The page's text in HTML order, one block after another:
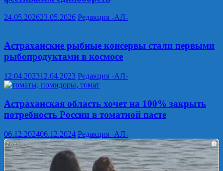
24.05.202623.05.2026 Редакция -АЛ-
Астраханские рыбные консервы стали первыми
рыбопродуктами в космосе
12.04.202312.04.2023 Редакция -АЛ-
Астраханская область хочет на 100% закрыть
потребность России в томатной пасте
06.12.202406.12.2024 Редакция -АЛ-
i